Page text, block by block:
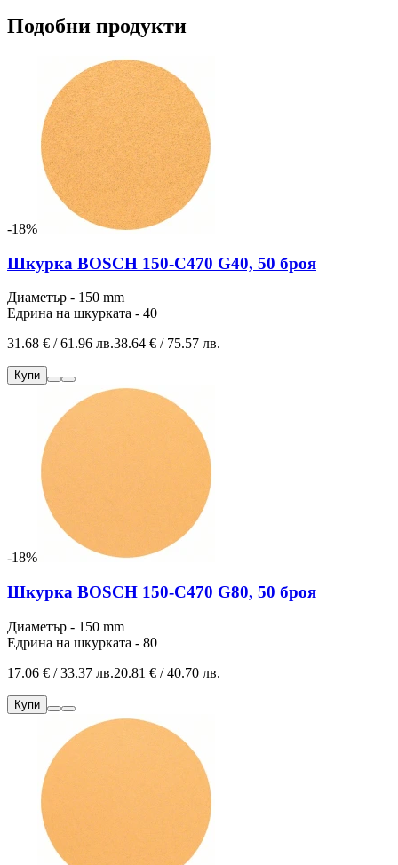
Подобни продукти
-18%
Шкурка BOSCH 150-C470 G40, 50 броя
Диаметър - 150 mm
Едрина на шкурката - 40
31.68 € / 61.96 лв.38.64 € / 75.57 лв.
Купи
-18%
Шкурка BOSCH 150-C470 G80, 50 броя
Диаметър - 150 mm
Едрина на шкурката - 80
17.06 € / 33.37 лв.20.81 € / 40.70 лв.
Купи